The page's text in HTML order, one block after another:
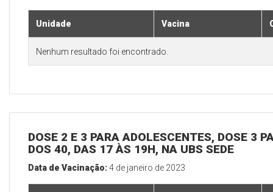
Unidade Vacina
Nenhum resultado foi encontrado.
DOSE 2 E 3 PARA ADOLESCENTES, DOSE 3
DOS 40, DAS 17 ÀS 19H, NA UBS SEDE
Data de Vacinação:4 de janeiro de 2023